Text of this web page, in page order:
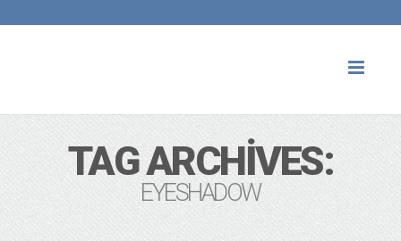
TAG ARCHIVES:
EYESHADOW